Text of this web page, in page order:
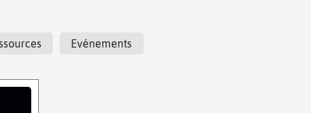
Evénements